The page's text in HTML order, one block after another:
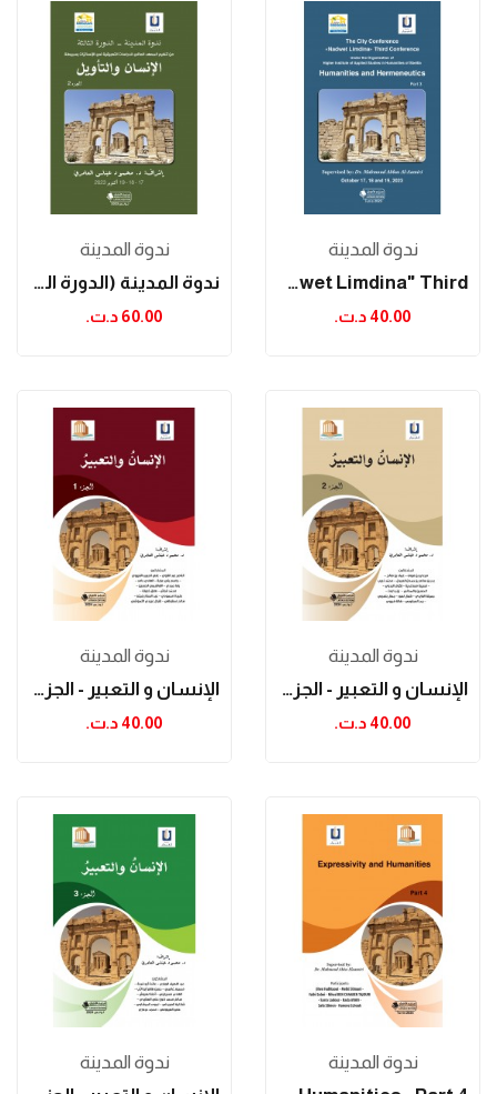
ندوة المدينة
ندوة المدينة (الدورة الثالثة): الإنسان والتأويل...
60.00 د.ت.‏
ندوة المدينة
The City Conference "nadwet Limdina" Third...
40.00 د.ت.‏
ندوة المدينة
الإنسان و التعبير - الجزء الأول
40.00 د.ت.‏
ندوة المدينة
الإنسان و التعبير - الجزء الثاني
40.00 د.ت.‏
ندوة المدينة
ندوة المدينة